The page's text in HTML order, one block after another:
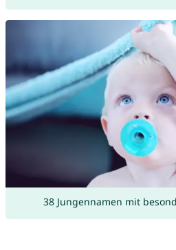
38 Jungennamen mit